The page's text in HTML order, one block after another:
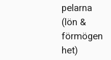
pelarna
(lön &
förmögen
het)